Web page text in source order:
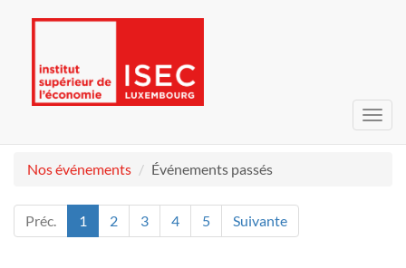
Nos événements Événements passés
Préc. 1 2 3 4 5 Suivante